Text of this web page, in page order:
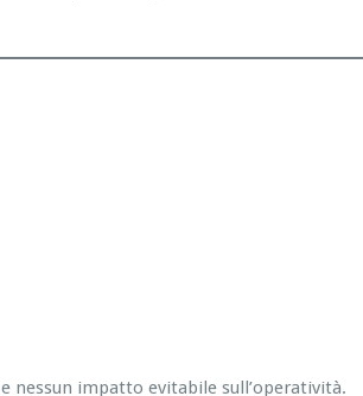
nessun impatto evitabile sull’operatività.